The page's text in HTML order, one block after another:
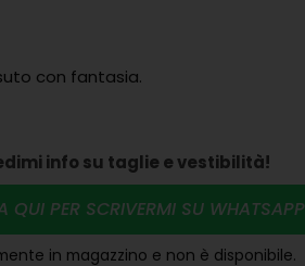
con fantasia.
info su taglie e vestibilità!
QUI PER SCRIVERMI SU WHATSAPP
in magazzino e non è disponibile.